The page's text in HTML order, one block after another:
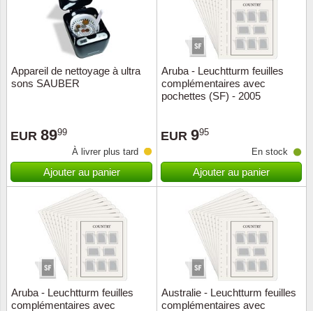
Appareil de nettoyage à ultra
sons SAUBER
EUR 8999
À livrer plus tard
Ajouter au panier
Aruba - Leuchtturm feuilles
complémentaires avec
pochettes (SF) - 2005
EUR 995
En stock
Ajouter au panier
Aruba - Leuchtturm feuilles
complémentaires avec
Australie - Leuchtturm feuilles
complémentaires avec